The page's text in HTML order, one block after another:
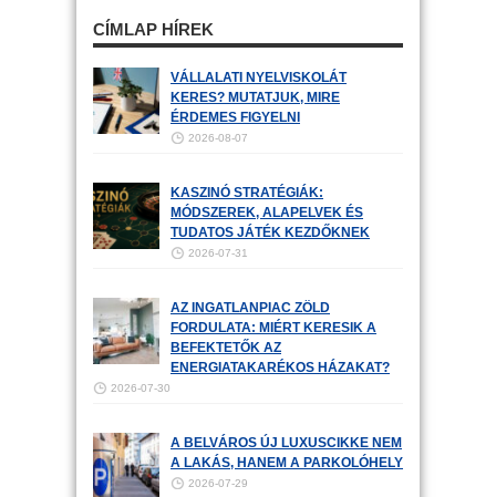
CÍMLAP HÍREK
VÁLLALATI NYELVISKOLÁT
KERES? MUTATJUK, MIRE
ÉRDEMES FIGYELNI
2026-08-07
KASZINÓ STRATÉGIÁK:
MÓDSZEREK, ALAPELVEK ÉS
TUDATOS JÁTÉK KEZDŐKNEK
2026-07-31
AZ INGATLANPIAC ZÖLD
FORDULATA: MIÉRT KERESIK A
BEFEKTETŐK AZ
ENERGIATAKARÉKOS HÁZAKAT?
2026-07-30
A BELVÁROS ÚJ LUXUSCIKKE NEM
A LAKÁS, HANEM A PARKOLÓHELY
2026-07-29